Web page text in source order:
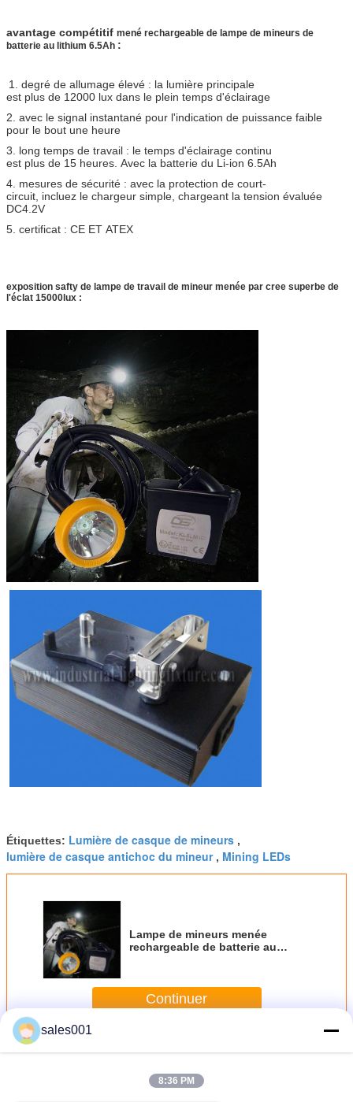
avantage compétitif mené rechargeable de lampe de mineurs de
batterie au lithium 6.5Ah :
1. degré de allumage élevé : la lumière principale
est plus de 12000 lux dans le plein temps d'éclairage
2. avec le signal instantané pour l'indication de puissance faible
pour le bout une heure
3. long temps de travail : le temps d'éclairage continu
est plus de 15 heures. Avec la batterie du Li-ion 6.5Ah
4. mesures de sécurité : avec la protection de court-
circuit, incluez le chargeur simple, chargeant la tension évaluée
DC4.2V
5. certificat : CE ET ATEX
exposition safty de lampe de travail de mineur menée par cree superbe de
l'éclat 15000lux :
Étiquettes: Lumière de casque de mineurs ,
lumière de casque antichoc du mineur, Mining LEDs
Lampe de mineurs menée
rechargeable de batterie au
Continuer
PlusLe casque antichoc de extraction a mené des lumières
sales001
8:36 PM